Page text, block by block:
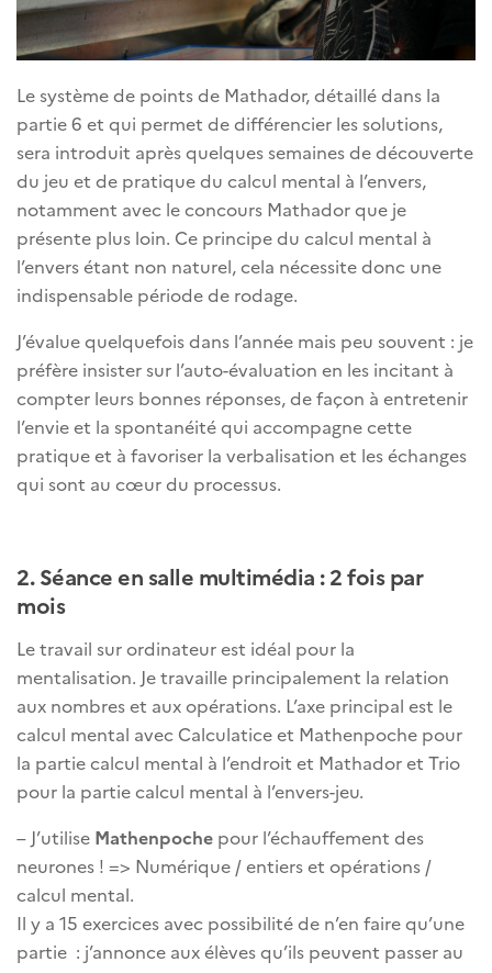
Le système de points de Mathador, détaillé dans la
partie 6 et qui permet de différencier les solutions,
sera introduit après quelques semaines de découverte
du jeu et de pratique du calcul mental à l’envers,
notamment avec le concours Mathador que je
présente plus loin. Ce principe du calcul mental à
l’envers étant non naturel, cela nécessite donc une
indispensable période de rodage.
J’évalue quelquefois dans l’année mais peu souvent : je
préfère insister sur l’auto-évaluation en les incitant à
compter leurs bonnes réponses, de façon à entretenir
l’envie et la spontanéité qui accompagne cette
pratique et à favoriser la verbalisation et les échanges
qui sont au cœur du processus.
2. Séance en salle multimédia : 2 fois par
mois
Le travail sur ordinateur est idéal pour la
mentalisation. Je travaille principalement la relation
aux nombres et aux opérations. L’axe principal est le
calcul mental avec Calculatice et Mathenpoche pour
la partie calcul mental à l’endroit et Mathador et Trio
pour la partie calcul mental à l’envers-jeu.
– J’utilise Mathenpoche pour l’échauffement des
neurones ! => Numérique / entiers et opérations /
calcul mental.
Il y a 15 exercices avec possibilité de n’en faire qu’une
partie : j’annonce aux élèves qu’ils peuvent passer au